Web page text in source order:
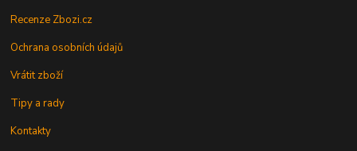
Recenze Zbozi.cz
Ochrana osobních údajů
Vrátit zboží
Tipy a rady
Kontakty